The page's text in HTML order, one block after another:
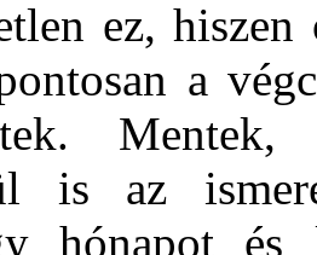
ez,
a
is az
hónapot és